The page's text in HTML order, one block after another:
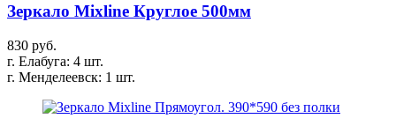
Зеркало Mixline Круглое 500мм
830 руб.
г. Елабуга: 4 шт.
г. Менделеевск: 1 шт.